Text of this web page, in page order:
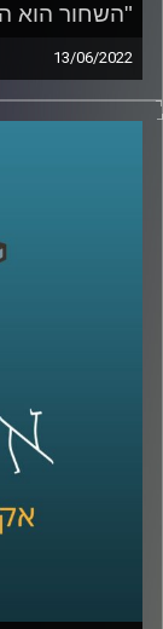
"השחור הוא
13/06/2022
בעידן בו אנו
לתעד את
ומרצה על
בבר אילן
נערות ונערים
מה נחשב יפה
אז האם נעשה
להיות לבן זה
שישאר איתנו